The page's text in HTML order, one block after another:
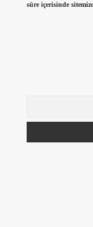
süre içerisinde